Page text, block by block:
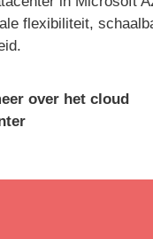
flexibiliteit,
over het cloud